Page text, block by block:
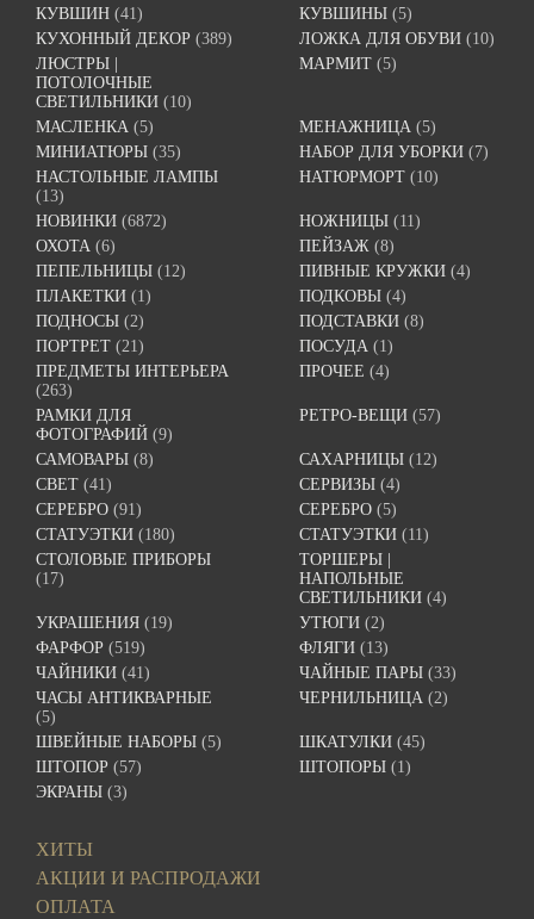
КУВШИН (41) КУВШИНЫ (5)
КУХОННЫЙ ДЕКОР (389) ЛОЖКА ДЛЯ ОБУВИ (10)
ЛЮСТРЫ |
ПОТОЛОЧНЫЕ
СВЕТИЛЬНИКИ (10)
МАРМИТ (5)
МАСЛЕНКА (5) МЕНАЖНИЦА (5)
МИНИАТЮРЫ (35) НАБОР ДЛЯ УБОРКИ (7)
НАСТОЛЬНЫЕ ЛАМПЫ
(13)
НАТЮРМОРТ (10)
НОВИНКИ (6872) НОЖНИЦЫ (11)
ОХОТА (6) ПЕЙЗАЖ (8)
ПЕПЕЛЬНИЦЫ (12) ПИВНЫЕ КРУЖКИ (4)
ПЛАКЕТКИ (1) ПОДКОВЫ (4)
ПОДНОСЫ (2) ПОДСТАВКИ (8)
ПОРТРЕТ (21) ПОСУДА (1)
ПРЕДМЕТЫ ИНТЕРЬЕРА
(263)
ПРОЧЕЕ (4)
РАМКИ ДЛЯ
ФОТОГРАФИЙ (9)
РЕТРО-ВЕЩИ (57)
САМОВАРЫ (8) САХАРНИЦЫ (12)
СВЕТ (41) СЕРВИЗЫ (4)
СЕРЕБРО (91) СЕРЕБРО (5)
СТАТУЭТКИ (180) СТАТУЭТКИ (11)
СТОЛОВЫЕ ПРИБОРЫ
(17)
ТОРШЕРЫ |
НАПОЛЬНЫЕ
СВЕТИЛЬНИКИ (4)
УКРАШЕНИЯ (19) УТЮГИ (2)
ФАРФОР (519) ФЛЯГИ (13)
ЧАЙНИКИ (41) ЧАЙНЫЕ ПАРЫ (33)
ЧАСЫ АНТИКВАРНЫЕ
(5)
ЧЕРНИЛЬНИЦА (2)
ШВЕЙНЫЕ НАБОРЫ (5) ШКАТУЛКИ (45)
ШТОПОР (57) ШТОПОРЫ (1)
ЭКРАНЫ (3)
ХИТЫ
АКЦИИ И РАСПРОДАЖИ
ОПЛАТА